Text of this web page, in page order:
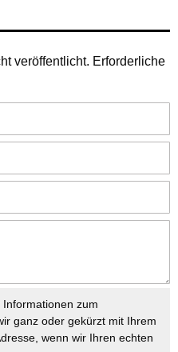
veröffentlicht. Erforderliche
zum
ganz oder gekürzt mit Ihrem
wenn wir Ihren echten